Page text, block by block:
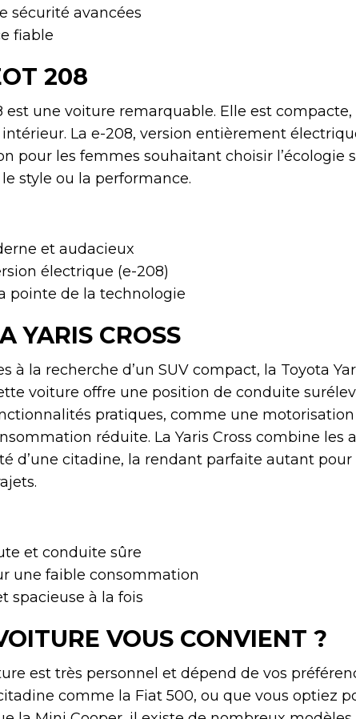
sécurité avancées
fiable
208
est une voiture remarquable. Elle est
La e-208, version entièrement
pour les femmes souhaitant choisir l’écologie
style ou la performance.
et audacieux
électrique (e-208)
pointe de la technologie
YARIS CROSS
à la recherche d’un SUV compact, la Toyota
voiture offre une position de conduite
pratiques, comme une
réduite. La Yaris Cross combine les
d’une citadine, la rendant parfaite autant
et conduite sûre
une faible consommation
spacieuse à la fois
VOUS CONVIENT ?
est très personnel et dépend de vos
comme la Fiat 500, ou que vous optiez